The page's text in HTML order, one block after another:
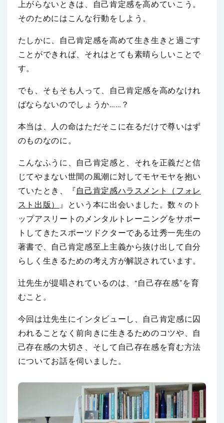
上がらないときは、自己肯定感を高めていこう。
そのためにはこんな行動をしよう。
たしかに、自己肯定感を高めて生き生きと過ごす
ことができれば、それはとても素晴らしいことで
す。
でも、そもそも人って、自己肯定感を高めなけれ
ばならないのでしょうか……？
本当は、人の命はただそこに在るだけで尊いはず
のものなのに。
こんなふうに、自己肯定感と、それを正義だと信
じてやまない世間の風潮に対してモヤモヤを抱い
ていたとき、『 自己肯定感ハラスメント（フォレ
スト出版）
』という本に出会いました。数々のト
ップアスリートのメンタルトレーニングをサポー
トしてきたスポーツドクターである辻秀一先生の
著書で、自己肯定感至上主義から抜け出して自分
らしく生きるための考え方が解説されています。
辻先生が提唱されているのは、“自己存在感”を育
むこと。
今回は辻先生にインタビューし、自己肯定感に囚
われることなく前向きに生きるためのコツや、自
己存在感の大切さ、そして自己存在感を育む方法
についてお話を伺いました。